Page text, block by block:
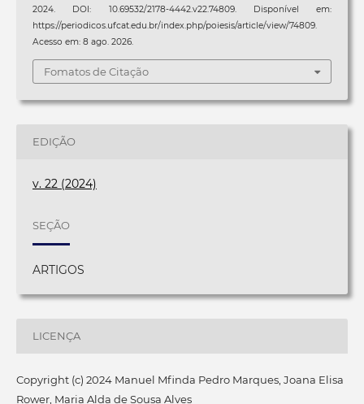
2024. DOI: 10.69532/2178-4442.v22.74809. Disponível em:
https://periodicos.ufcat.edu.br/index.php/poiesis/article/view/74809.
Acesso em: 8 ago. 2026.
Fomatos de Citação
EDIÇÃO
v. 22 (2024)
SEÇÃO
ARTIGOS
LICENÇA
Copyright (c) 2024 Manuel Mfinda Pedro Marques, Joana Elisa
Rower, Maria Alda de Sousa Alves